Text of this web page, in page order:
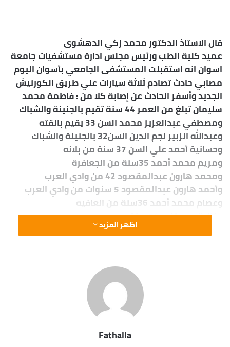
قال الاستاذ الدكتور محمد زكي الدهشوى
عميد كلية الطب ورئيس مجلس ادارة مستشفيات جامعة
اسوان انه استقبلت المستشفى الجامعي بأسوان اليوم
مصابي حادث تصادم ثلاثة سيارات علي طريق الكورنيش
الجديد وأسفر الحادث عن إصابة كلا من : فاطمة محمد
سليمان تبلغ من العمر 44 سنة تقيم بالجنينة والشباك
ومصطفي عبدالعزيز محمد السن 33 يقيم بالقته
وعبدالله الزبير نجم الدين السن32 بالجنينة والشباك
وحسانية أحمد علي السن 37 سنة من بلانه
ومريم محمد أحمد 35سنة من الجعافرة
ومحمد هارون عبدالمقصود 42 من وادي العرب
وأحمد هارون عبدالمقصود 5 سنوات من وادي العرب
وعصام محمد أحمد 36سنة من العافيه
وغالية مصطفي 54 سنة
الجعافرة التي لفظت أنفاسها الأخيرة بالافاءقة
ووفاة مصطفي حمدي محمد سر الختم وشهرته امام
اظهر المزيد
Fathalla